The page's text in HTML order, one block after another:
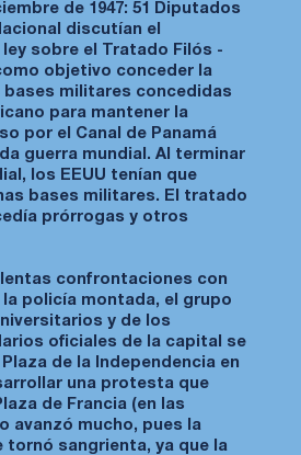
de 1947: 51 Diputados
discutían el
sobre el Tratado Filós -
objetivo conceder la
militares concedidas
para mantener la
por el Canal de Panamá
guerra mundial. Al terminar
los EEUU tenían que
bases militares. El tratado
prórrogas y otros
confrontaciones con
la policía montada, el grupo
y de los
oficiales de la capital se
de la Independencia en
una protesta que
de Francia (en las
avanzó mucho, pues la
tornó sangrienta, ya que la